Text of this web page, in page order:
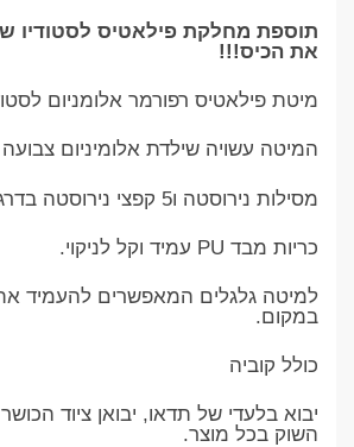
תוספת מחלקת פילאטיס לסטודיו
את הכיס!!!
מיטת פילאטיס רפורמר אלומניום
המיטה עשויה שילדת אלומיניום
מסילות נירוסטה ו5 קפצי נירוסטה בדרגות קושי שונות.
כריות מבד PU עמיד וקל לניקוי.
למיטה גלגלים המאפשרים להעמיד
במקום.
כולל קוביה
יבוא בלעדי של תדאו, יבואן ציוד
השוק בכל מוצר.